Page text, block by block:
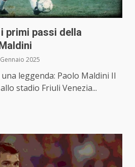
primi passi della
2025
leggenda: Paolo Maldini Il
stadio Friuli Venezia...